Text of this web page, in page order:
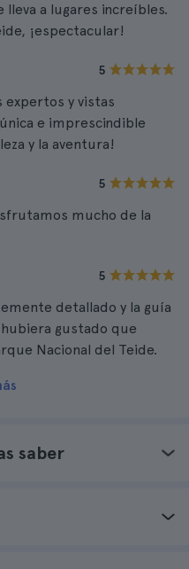
a lugares increíbles.
¡espectacular!
5
expertos y vistas
e imprescindible
y la aventura!
5
mucho de la
5
detallado y la guía
gustado que
Nacional del Teide.
saber